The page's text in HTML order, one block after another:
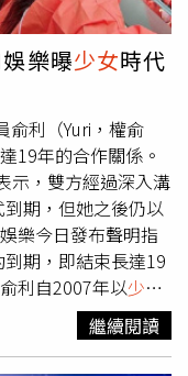
國內肺癌手術權威，
科普書籍；余忠仁肯
獻，以及積極為醫師
卓越的溝通與研發
譚慶鼎則深耕智慧
獎與專利，未來將
協助醫院衝刺
公室。「護理界之
質福利提升這項創
引大量網友與醫護同
」、「基層提燈女
興奮表示「太棒
異的能力與溫和形象
表達了深切期待，希
樂曝少女時代
俞利（Yuri，權俞
19年的合作關係。
示，雙方經過深入溝
期，但她之後仍以
樂今日發布聲明指
期，即結束長達19
利自2007年以少女
起韓流，更成長為一
一路成長並在演藝圈
戲劇及綜藝等全方位
繼續閱讀